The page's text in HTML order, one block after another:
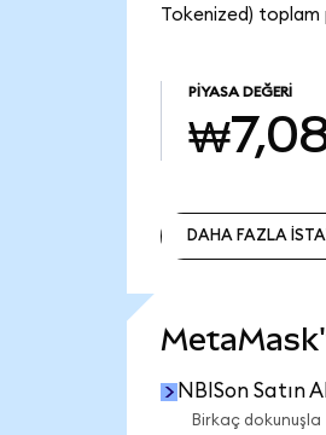
Tokenized) toplam
PIYASA DEĞERI
DAHA FAZLA
NBISon Satın Al
Birkaç dokunuşla